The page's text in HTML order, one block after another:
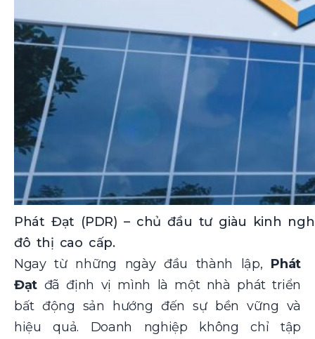
Phát Đạt (PDR) – chủ đầu tư giàu kinh
đô thị cao cấp.
Ngay từ những ngày đầu thành lập, Phát
Đạt đã định vị mình là một nhà phát triển
bất động sản hướng đến sự bền vững và
hiệu quả. Doanh nghiệp không chỉ tập